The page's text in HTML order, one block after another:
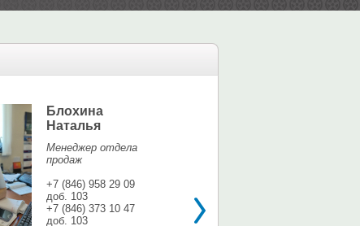
Блохина
Наталья
Менеджер отдела
продаж
+7 (846) 958 29 09
доб. 103
+7 (846) 373 10 47
доб. 103